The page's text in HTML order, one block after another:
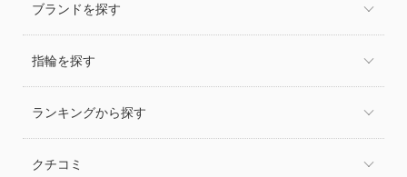
ブランドを探す
指輪を探す
ランキングから探す
クチコミ